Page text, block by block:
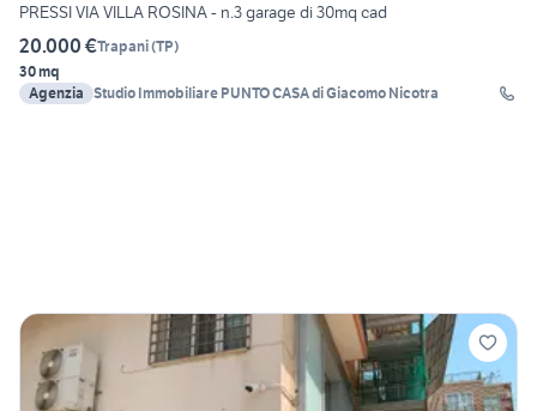
PRESSI VIA VILLA ROSINA - n.3 garage di 30mq cad
20.000 €Trapani(TP)
30 mq
Agenzia Studio Immobiliare PUNTO CASA di Giacomo Nicotra